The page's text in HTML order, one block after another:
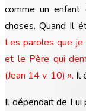
comme un
choses. Quand Il
Les paroles que
et le Père qui
(Jean 14 v. 10) ». Il
Il dépendait de